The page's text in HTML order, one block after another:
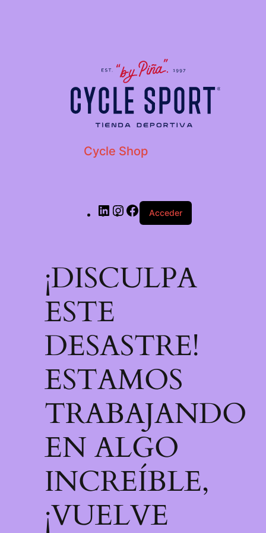
Cycle Shop
Acceder
¡DISCULPA
ESTE
DESASTRE!
ESTAMOS
TRABAJANDO
EN ALGO
INCREÍBLE,
¡VUELVE